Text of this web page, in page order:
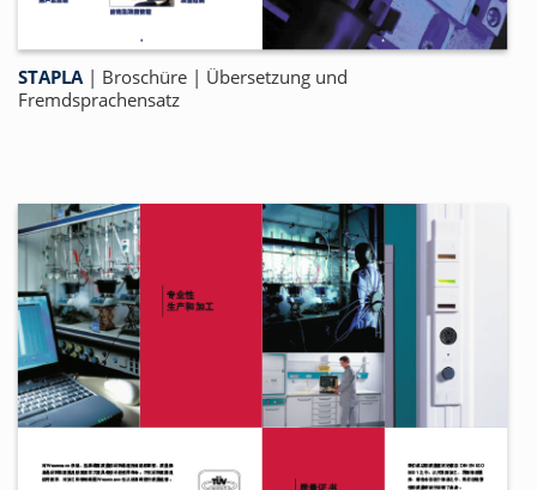
STAPLA| Broschüre | Übersetzung und
Fremdsprachensatz